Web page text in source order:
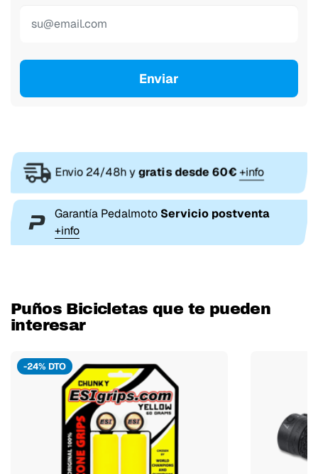
Enviar
Envio 24/48h ygratis desde 60€+info
Garantía Pedalmoto Servicio postventa
+info
Puños Bicicletas que te pueden
interesar
-24% DTO